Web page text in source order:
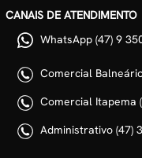
CANAIS DE ATENDIMENTO
WhatsApp (47) 9
Comercial
Comercial Itapema
Administrativo (47)